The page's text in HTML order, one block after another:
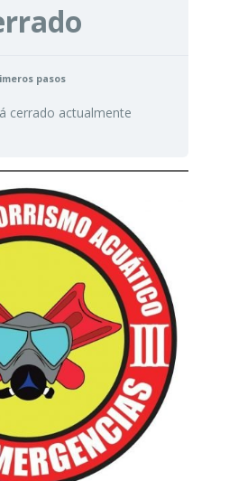
pasos
cerrado actualmente